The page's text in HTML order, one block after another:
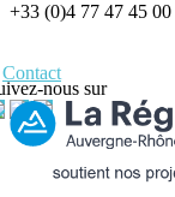
+33 (0)4 77 47 45 00
Contact
nous sur